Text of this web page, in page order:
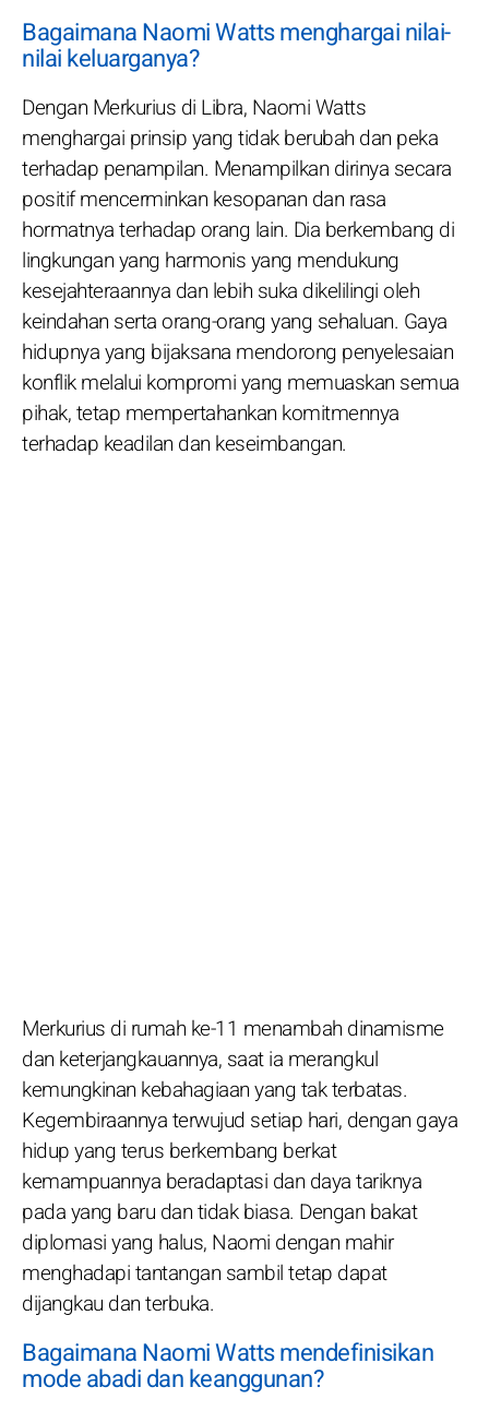
Bagaimana Naomi Watts menghargai nilai-
nilai keluarganya?
Dengan Merkurius di Libra, Naomi Watts
menghargai prinsip yang tidak berubah dan peka
terhadap penampilan. Menampilkan dirinya secara
positif mencerminkan kesopanan dan rasa
hormatnya terhadap orang lain. Dia berkembang di
lingkungan yang harmonis yang mendukung
kesejahteraannya dan lebih suka dikelilingi oleh
keindahan serta orang-orang yang sehaluan. Gaya
hidupnya yang bijaksana mendorong penyelesaian
konflik melalui kompromi yang memuaskan semua
pihak, tetap mempertahankan komitmennya
terhadap keadilan dan keseimbangan.
Merkurius di rumah ke-11 menambah dinamisme
dan keterjangkauannya, saat ia merangkul
kemungkinan kebahagiaan yang tak terbatas.
Kegembiraannya terwujud setiap hari, dengan gaya
hidup yang terus berkembang berkat
kemampuannya beradaptasi dan daya tariknya
pada yang baru dan tidak biasa. Dengan bakat
diplomasi yang halus, Naomi dengan mahir
menghadapi tantangan sambil tetap dapat
dijangkau dan terbuka.
Bagaimana Naomi Watts mendefinisikan
mode abadi dan keanggunan?